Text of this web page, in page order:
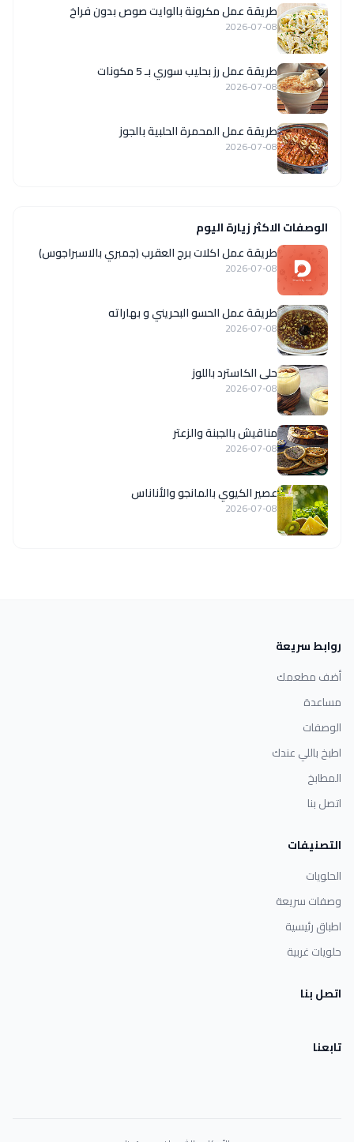
طريقة عمل مكرونة بالوايت صوص بدون فراخ
2026-07-08
طريقة عمل رز بحليب سوري بـ 5 مكونات
2026-07-08
طريقة عمل المحمرة الحلبية بالجوز
2026-07-08
الوصفات الاكثر زيارة اليوم
طريقة عمل اكلات برج العقرب (جمبري بالاسبراجوس)
2026-07-08
طريقة عمل الحسو البحريني و بهاراته
2026-07-08
حلى الكاسترد باللوز
2026-07-08
مناقيش بالجبنة والزعتر
2026-07-08
عصير الكيوي بالمانجو والأناناس
2026-07-08
روابط سريعة
أضف مطعمك
مساعدة
الوصفات
اطبخ باللي عندك
المطابخ
اتصل بنا
التصنيفات
الحلويات
وصفات سريعة
اطباق رئيسية
حلويات غربية
اتصل بنا
تابعنا